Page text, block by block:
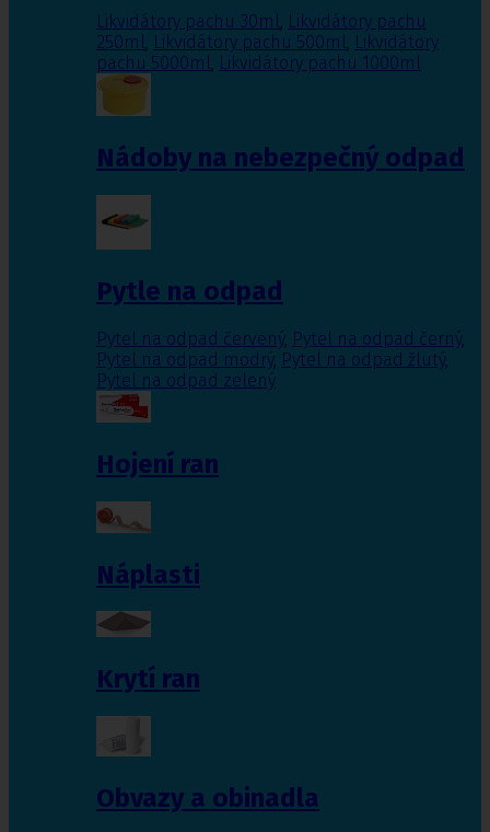
Likvidátory pachu 30ml, Likvidátory pachu
250ml, Likvidátory pachu 500ml, Likvidátory
pachu 5000ml, Likvidátory pachu 1000ml
Nádoby na nebezpečný odpad
Pytle na odpad
Pytel na odpad červený, Pytel na odpad černý,
Pytel na odpad modrý, Pytel na odpad žlutý,
Pytel na odpad zelený
Hojení ran
Náplasti
Krytí ran
Obvazy a obinadla